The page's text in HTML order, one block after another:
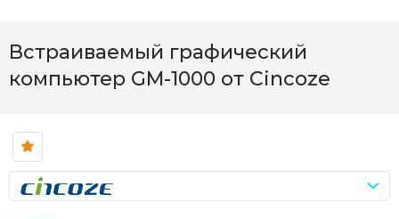
Встраиваемый графический
компьютер GM-1000 от Cincoze